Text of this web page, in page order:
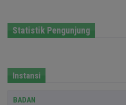
Statistik Pengunjung
Instansi
BADAN